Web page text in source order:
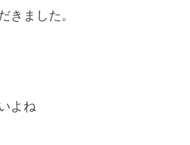
きました。
よね